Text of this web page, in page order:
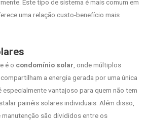
Este tipo de sistema é mais comum em
uma relação custo-benefício mais
é o condomínio solar , onde múltiplos
a energia gerada por uma única
especialmente vantajoso para quem não tem
painéis solares individuais. Além disso,
são divididos entre os